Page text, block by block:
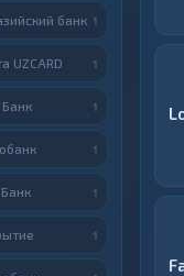
банк 1
UZCARD 1
1
1
1
1